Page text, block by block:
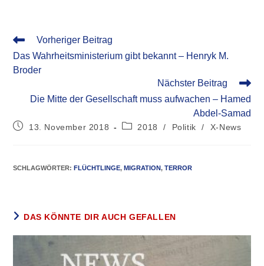
Vorheriger Beitrag
Das Wahrheitsministerium gibt bekannt – Henryk M.
Broder
Nächster Beitrag
Die Mitte der Gesellschaft muss aufwachen – Hamed
Abdel-Samad
13. November 2018 2018 / Politik / X-News
SCHLAGWÖRTER:FLÜCHTLINGE, MIGRATION, TERROR
DAS KÖNNTE DIR AUCH GEFALLEN